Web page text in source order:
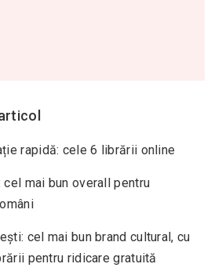
rapidă: cele 6 librării online
cel mai bun overall pentru
cel mai bun brand cultural, cu
pentru ridicare gratuită